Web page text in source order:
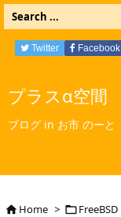
プラスα空間
ブログ in お市 のーと
Twitter Facebook
Home > FreeBSD